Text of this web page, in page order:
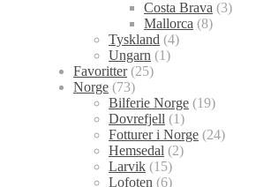
Costa Brava (3)
Mallorca (8)
Tyskland (4)
Ungarn (1)
Favoritter(25)
Norge (73)
Bilferie Norge (19)
Dovrefjell (1)
Fotturer i Norge (24)
Hemsedal (2)
Larvik (15)
Lofoten (6)